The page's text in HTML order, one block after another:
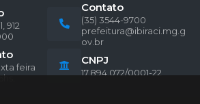
912
Contato
(35) 3544-9700
prefeitura@ibiraci.mg.g
ov.br
feira
CNPJ
17.894.072/0001-22